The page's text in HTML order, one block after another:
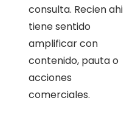
consulta. Recien ahi
tiene sentido
amplificar con
contenido, pauta o
acciones
comerciales.